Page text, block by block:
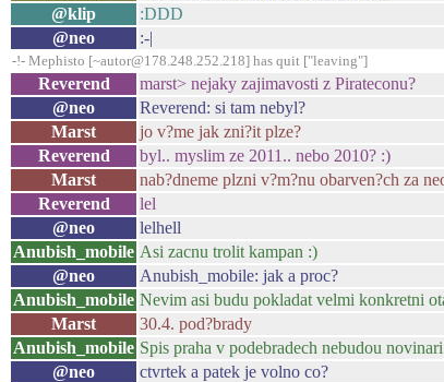
@klip
:DDD
@neo
:-|
-!- Mephisto [~autor@178.248.252.218] has quit ["leaving"]
Reverend marst> nejaky zajimavosti z Pirateconu?
@neo
Reverend: si tam nebyl?
Marst
jo v?me jak zni?it plze?
Reverend
byl.. myslim ze 2011.. nebo 2010? :)
Marst
nab?dneme plzni v?m?nu obarven?ch za
Reverend
lel
@neo
lelhell
Anubish_mobile Asi zacnu trolit kampan :)
@neo
Anubish_mobile: jak a proc?
Anubish_mobile Nevim asi budu pokladat velmi konkretni
Marst
30.4. pod?brady
Anubish_mobile Spis praha v podebradech nebudou
@neo
ctvrtek a patek je volno co?